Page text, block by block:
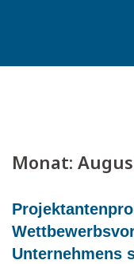
Monat:
Unternehmens